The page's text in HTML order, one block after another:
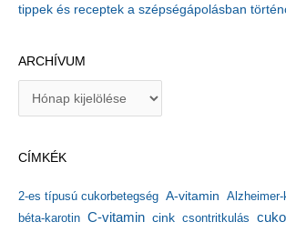
tippek és receptek a szépségápolásban
ARCHÍVUM
í
u
m
CÍMKÉK
2-es típusú cukorbetegség A-vitamin Alzheimer-
béta-karotin C-vitamin cink csontritkulás